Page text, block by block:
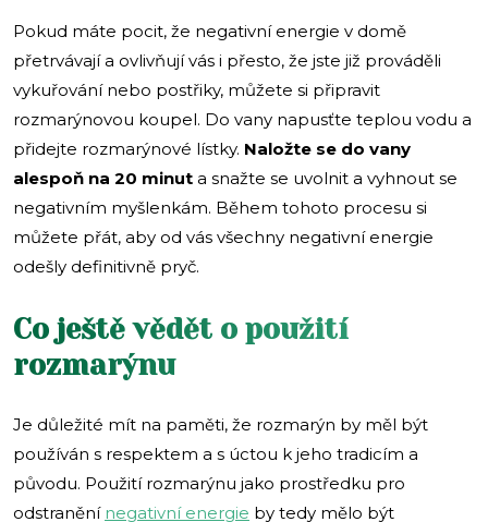
Pokud máte pocit, že negativní energie v domě
přetrvávají a ovlivňují vás i přesto, že jste již prováděli
vykuřování nebo postřiky, můžete si připravit
rozmarýnovou koupel. Do vany napusťte teplou vodu a
přidejte rozmarýnové lístky. Naložte se do vany
alespoň na 20 minut a snažte se uvolnit a vyhnout se
negativním myšlenkám. Během tohoto procesu si
můžete přát, aby od vás všechny negativní energie
odešly definitivně pryč.
Co ještě vědět o použití
rozmarýnu
Je důležité mít na paměti, že rozmarýn by měl být
používán s respektem a s úctou k jeho tradicím a
původu. Použití rozmarýnu jako prostředku pro
odstranění negativní energie by tedy mělo být